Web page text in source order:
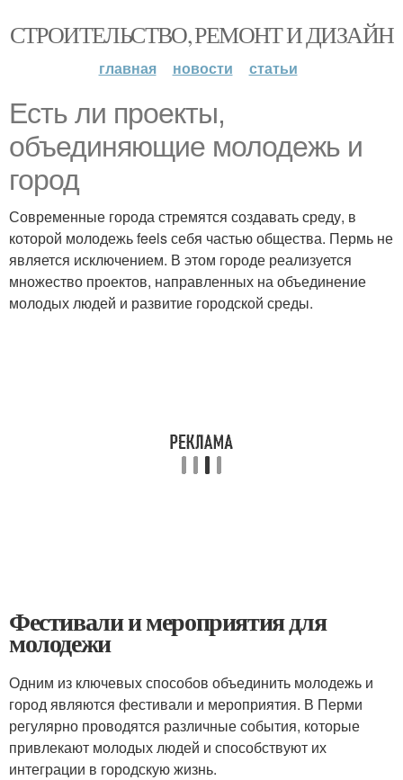
СТРОИТЕЛЬСТВО, РЕМОНТ И ДИЗАЙН
главная новости статьи
Есть ли проекты,
объединяющие молодежь и
город
Современные города стремятся создавать среду, в
которой молодежь feels себя частью общества. Пермь не
является исключением. В этом городе реализуется
множество проектов, направленных на объединение
молодых людей и развитие городской среды.
Фестивали и мероприятия для
молодежи
Одним из ключевых способов объединить молодежь и
город являются фестивали и мероприятия. В Перми
регулярно проводятся различные события, которые
привлекают молодых людей и способствуют их
интеграции в городскую жизнь.